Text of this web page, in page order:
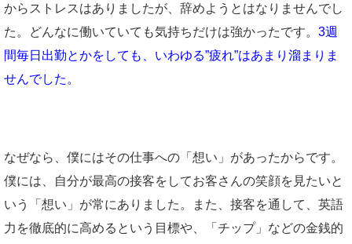
からストレスはありましたが、辞めようとはなりませんでし
た。どんなに働いていても気持ちだけは強かったです。 3週
間毎日出勤とかをしても、いわゆる”疲れ”はあまり溜まりま
せんでした。
なぜなら、僕にはその仕事への「想い」があったからです。
僕には、自分が最高の接客をしてお客さんの笑顔を見たいと
いう「想い」が常にありました。また、接客を通して、英語
力を徹底的に高めるという目標や、「チップ」などの金銭的